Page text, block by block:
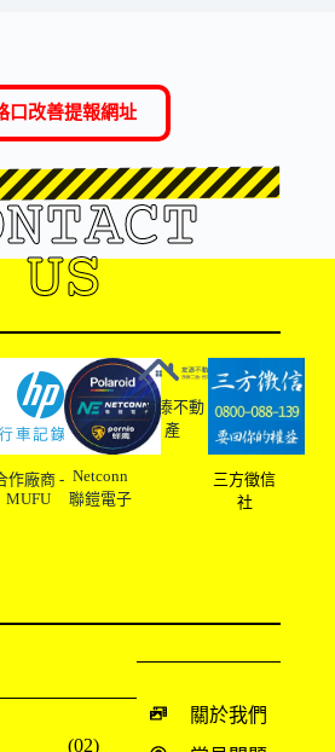
口改善提報網址
US
作廠商 -
MUFU
Netconn
聯鎧電子
友溙不動
產
三方徵信
社
(02)
關於我們